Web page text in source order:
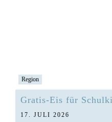
Region
Gratis-Eis für
17. JULI 2026